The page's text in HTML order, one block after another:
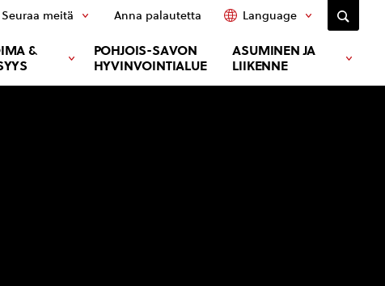
&
POHJOIS-SAVON
HYVINVOINTIALUE
ASUMINEN JA
LIIKENNE
Seuraa meitä Anna palautetta Language